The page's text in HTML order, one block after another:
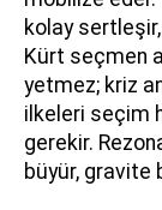
kolay sertleşir,
Kürt seçmen
yetmez; kriz
ilkeleri seçim
gerekir.
büyür, gravite